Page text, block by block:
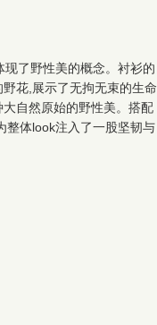
了野性美的概念。衬衫的
花,展示了无拘无束的生命
自然原始的野性美。搭配
整体look注入了一股坚韧与